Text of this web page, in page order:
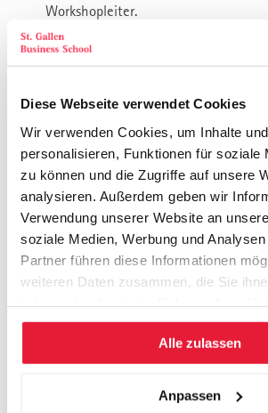
Diese Webseite verwendet Cookies
Wir verwenden Cookies, um Inhalte
personalisieren, Funktionen für soziale
zu können und die Zugriffe auf unsere
analysieren. Außerdem geben wir
Verwendung unserer Website an
soziale Medien, Werbung und
Partner führen diese Informationen
weiteren Daten zusammen, die Sie
gesammelt haben.
Alle zulassen
Anpassen
Workshopleiter.
Unterschiedliche Werte und Erwartungen
Unternehmerfamilie.
Prägungen und Denkweisen der
Unterschiedliche Zukunftsbilder sichtbar
Dialogfähigkeit stärken
Verdeckte Konflikte früh erkennen
Rollenwechsel professionell gestalten
Vom Gründer zum Eigentümer wechseln
Verantwortung schrittweise übertragen